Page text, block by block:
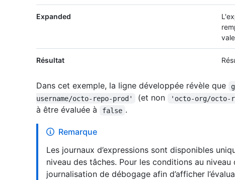
Expanded
Résultat
Dans cet exemple, la ligne développée révèle que
username/octo-repo-prod'
(et non 'octo-org/octo-
à être évaluée à
false .
Remarque
Les journaux d’expressions sont disponibles
niveau des tâches. Pour les conditions au
journalisation de débogage afin d’afficher